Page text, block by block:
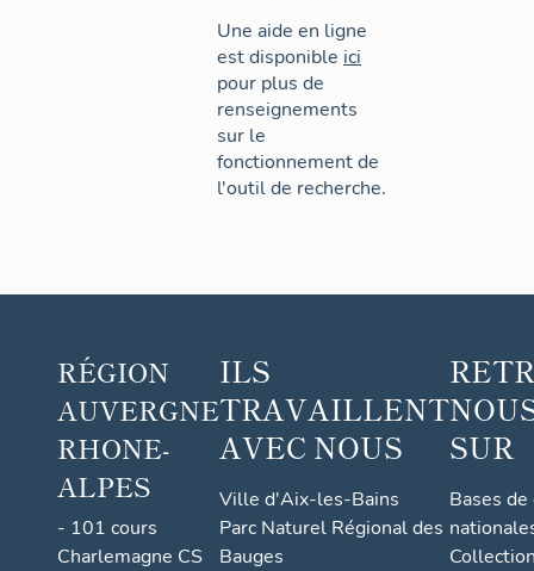
Une aide en ligne
est disponible ici
pour plus de
renseignements
sur le
fonctionnement de
l'outil de recherche.
RÉGION
AUVERGNE
RHONE-
ALPES
- 101 cours
Charlemagne CS
ILS
TRAVAILLENT
AVEC NOUS
Ville d'Aix-les-Bains
Parc Naturel Régional des
Bauges
SUR
Bases